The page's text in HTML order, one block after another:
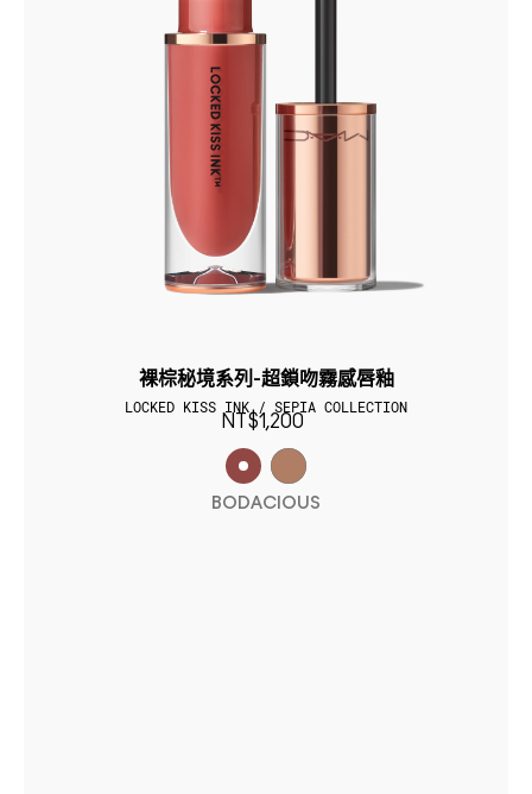
裸棕秘境系列-超鎖吻霧感唇釉
LOCKED KISS INK / SEPIA COLLECTION
NT$1,200
BODACIOUS